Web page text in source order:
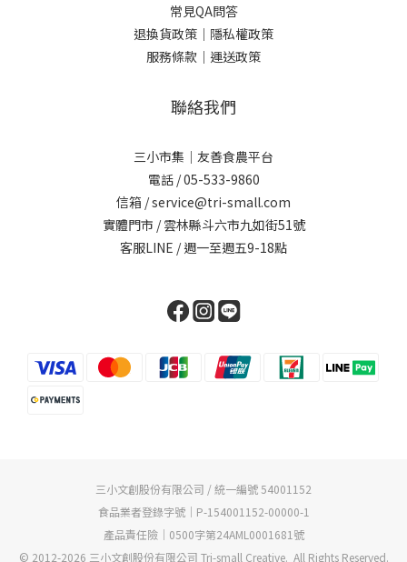
常見QA問答
退換貨政策｜ 隱私權政策
服務條款｜ 運送政策
聯絡我們
三小市集｜友善食農平台
電話 / 05-533-9860
信箱 / service@tri-small.com
實體門市 / 雲林縣斗六市九如街51號
客服LINE / 週一至週五9-18點
三小文創股份有限公司 / 統一編號 54001152
食品業者登錄字號｜P-154001152-00000-1
產品責任險｜0500字第24AML0001681號
© 2012-2026 三小文創股份有限公司 Tri-small Creative. All Rights Reserved.